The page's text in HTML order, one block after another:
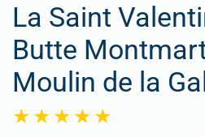
La Saint
Butte
Moulin de la